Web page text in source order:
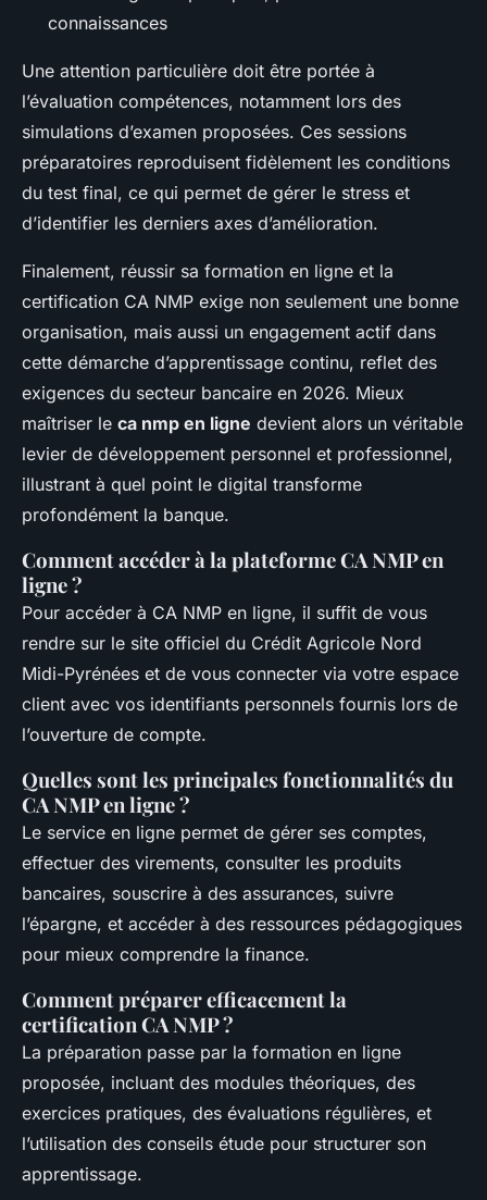
connaissances
Une attention particulière doit être portée à
l’évaluation compétences, notamment lors des
simulations d’examen proposées. Ces sessions
préparatoires reproduisent fidèlement les conditions
du test final, ce qui permet de gérer le stress et
d’identifier les derniers axes d’amélioration.
Finalement, réussir sa formation en ligne et la
certification CA NMP exige non seulement une bonne
organisation, mais aussi un engagement actif dans
cette démarche d’apprentissage continu, reflet des
exigences du secteur bancaire en 2026. Mieux
maîtriser le ca nmp en ligne devient alors un véritable
levier de développement personnel et professionnel,
illustrant à quel point le digital transforme
profondément la banque.
Comment accéder à la plateforme CA NMP en
ligne ?
Pour accéder à CA NMP en ligne, il suffit de vous
rendre sur le site officiel du Crédit Agricole Nord
Midi-Pyrénées et de vous connecter via votre espace
client avec vos identifiants personnels fournis lors de
l’ouverture de compte.
Quelles sont les principales fonctionnalités du
CA NMP en ligne ?
Le service en ligne permet de gérer ses comptes,
effectuer des virements, consulter les produits
bancaires, souscrire à des assurances, suivre
l’épargne, et accéder à des ressources pédagogiques
pour mieux comprendre la finance.
Comment préparer efficacement la
certification CA NMP ?
La préparation passe par la formation en ligne
proposée, incluant des modules théoriques, des
exercices pratiques, des évaluations régulières, et
l’utilisation des conseils étude pour structurer son
apprentissage.